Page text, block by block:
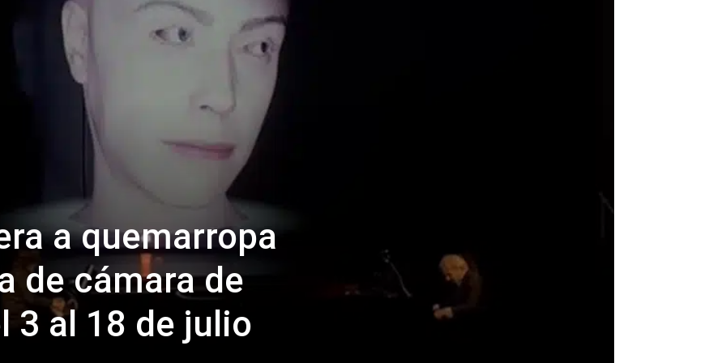
a quemarropa
de cámara de
3 al 18 de julio